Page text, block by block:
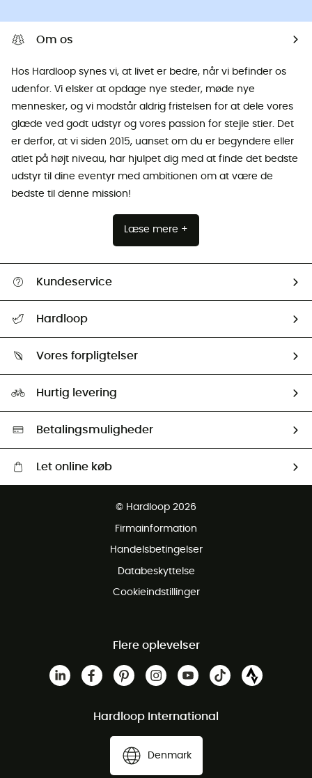
Om os
Hos Hardloop synes vi, at livet er bedre, når vi befinder os
udenfor. Vi elsker at opdage nye steder, møde nye
mennesker, og vi modstår aldrig fristelsen for at dele vores
glæde ved godt udstyr og vores passion for stejle stier. Det
er derfor, at vi siden 2015, uanset om du er begyndere eller
atlet på højt niveau, har hjulpet dig med at finde det bedste
udstyr til dine eventyr med ambitionen om at være de
bedste til denne mission!
Læse mere +
Kundeservice
Returnering & Tilbagebetaling
Hardloop
Our ambassadors
Vores forpligtelser
Second hand
HardGreen Udvalg
Hurtig levering
Betalingsmuligheder
Let online køb
Gratis retur inden for 100 dage
© Hardloop 2026
Firmainformation
Handelsbetingelser
Databeskyttelse
Cookieindstillinger
Flere oplevelser
Hardloop International
Denmark